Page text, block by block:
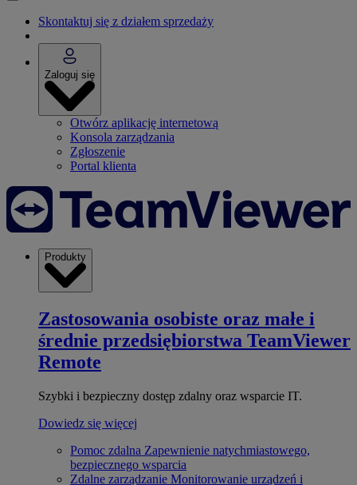
Skontaktuj się z działem sprzedaży
Zaloguj się
Otwórz aplikację internetową
Konsola zarządzania
Zgłoszenie
Portal klienta
Produkty
Zastosowania osobiste oraz małe i
średnie przedsiębiorstwa TeamViewer
Remote
Szybki i bezpieczny dostęp zdalny oraz wsparcie IT.
Dowiedz się więcej
Pomoc zdalna Zapewnienie natychmiastowego,
bezpiecznego wsparcia
Zdalne zarządzanie Monitorowanie urządzeń i